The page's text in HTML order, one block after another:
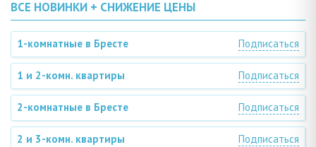
ВСЕ НОВИНКИ + СНИЖЕНИЕ ЦЕНЫ
1-комнатные в Бресте Подписаться
1 и 2-комн. квартиры Подписаться
2-комнатные в Бресте Подписаться
2 и 3-комн. квартиры Подписаться